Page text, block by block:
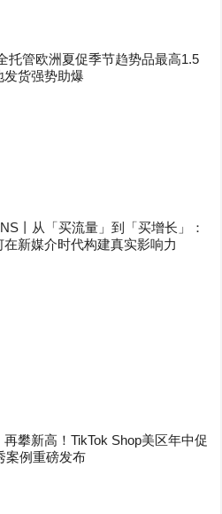
托管欧洲夏促季节趋势品最高1.5
货强势助爆
丨从「买流量」到「买增长」：
在新媒介时代构建真实影响力
攀新高！TikTok Shop美区年中促
案例重磅发布